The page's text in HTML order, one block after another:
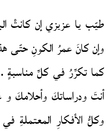
طيّب يا عزيزي إن كانتْ
كما تكرِّرُ في كلِّ
أنتَ ودراساتكَ وأحلامكَ
وكلُّ الأفكارِ المعتملةِ